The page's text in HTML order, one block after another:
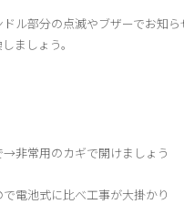
ル部分の点滅やブザーでお知ら
ましょう。
非常用のカギで開けましょう
電池式に比べ工事が大掛かり